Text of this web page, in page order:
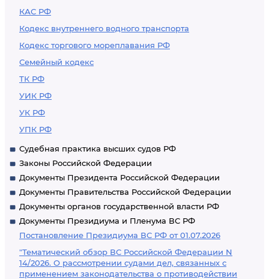
КАС РФ
Кодекс внутреннего водного транспорта
Кодекс торгового мореплавания РФ
Семейный кодекс
ТК РФ
УИК РФ
УК РФ
УПК РФ
Судебная практика высших судов РФ
Законы Российской Федерации
Документы Президента Российской Федерации
Документы Правительства Российской Федерации
Документы органов государственной власти РФ
Документы Президиума и Пленума ВС РФ
Постановление Президиума ВС РФ от 01.07.2026
"Тематический обзор ВС Российской Федерации N
14/2026. О рассмотрении судами дел, связанных с
применением законодательства о противодействии